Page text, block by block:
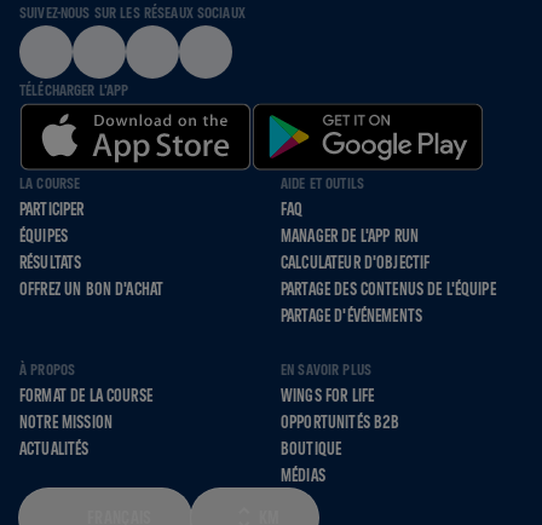
SUIVEZ-NOUS SUR LES RÉSEAUX SOCIAUX
TÉLÉCHARGER L'APP
LA COURSE
PARTICIPER
ÉQUIPES
RÉSULTATS
OFFREZ UN BON D'ACHAT
AIDE ET OUTILS
FAQ
MANAGER DE L'APP RUN
CALCULATEUR D'OBJECTIF
PARTAGE DES CONTENUS DE L'ÉQUIPE
PARTAGE D'ÉVÉNEMENTS
À PROPOS
FORMAT DE LA COURSE
NOTRE MISSION
ACTUALITÉS
EN SAVOIR PLUS
WINGS FOR LIFE
OPPORTUNITÉS B2B
BOUTIQUE
MÉDIAS